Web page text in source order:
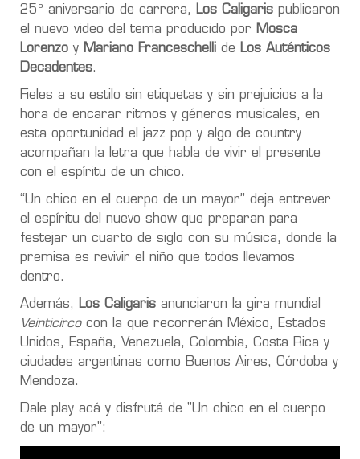
25º aniversario de carrera,
Los Caligaris publicaron
el nuevo video del tema producido por Mosca
Lorenzo y Mariano Franceschelli de Los Auténticos
Decadentes.
Fieles a su estilo sin etiquetas y sin prejuicios a la
hora de encarar ritmos y géneros musicales, en
esta oportunidad el jazz pop y algo de country
acompañan la letra que habla de vivir el presente
con el espíritu de un chico.
“Un chico en el cuerpo de un mayor” deja entrever
el espíritu del nuevo show que preparan para
festejar un cuarto de siglo con su música, donde la
premisa es revivir el niño que todos llevamos
dentro.
Además, Los Caligaris anunciaron la gira mundial
Veinticircocon la que recorrerán México, Estados
Unidos, España, Venezuela, Colombia, Costa Rica y
ciudades argentinas como Buenos Aires, Córdoba y
Mendoza.
Dale play acá y disfrutá de "Un chico en el cuerpo
de un mayor":